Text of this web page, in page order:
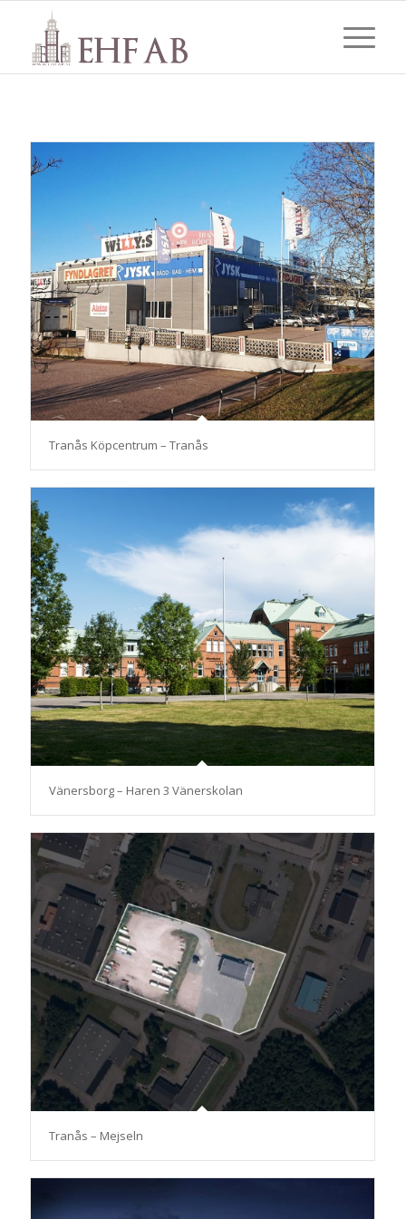
Tranås Köpcentrum – Tranås
Vänersborg – Haren 3 Vänerskolan
Tranås – Mejseln